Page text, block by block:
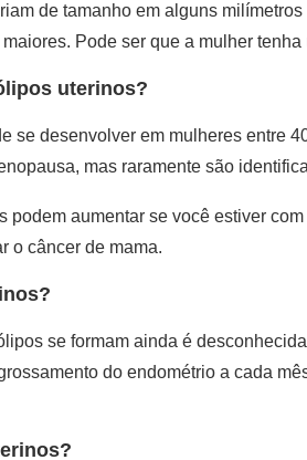
de tamanho em alguns
Pode ser que a mulher
uterinos?
se desenvolver em mulheres entre
mas raramente são
aumentar se você estiver
o câncer de mama.
se formam ainda é
do endométrio a cada